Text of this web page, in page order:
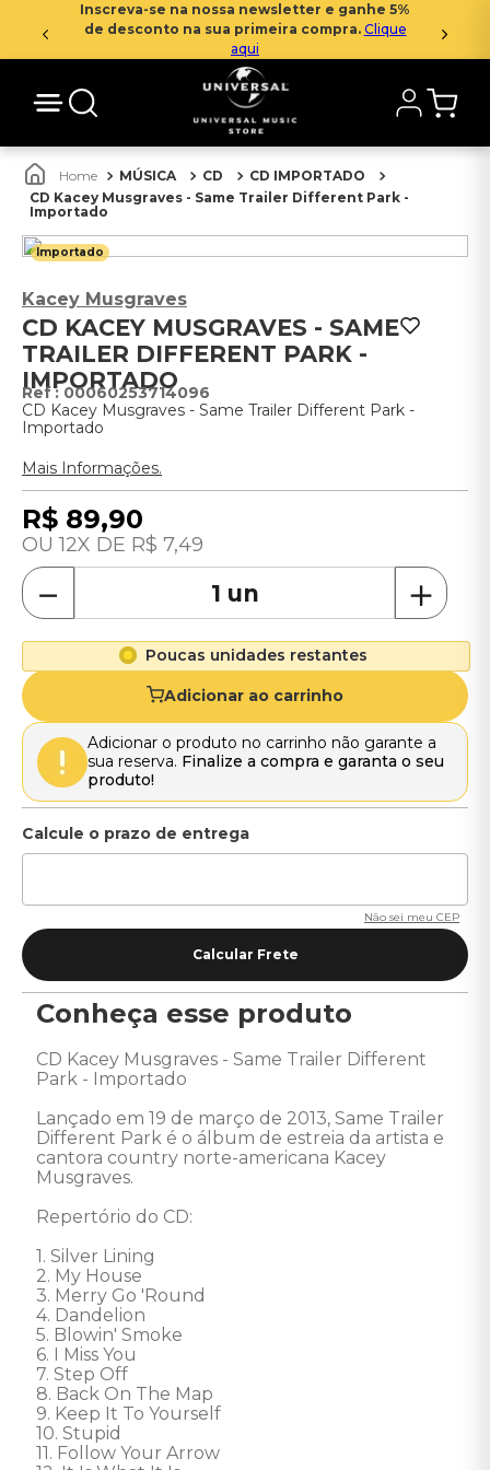
Inscreva-se na nossa newsletter e ganhe 5%
de desconto na sua primeira compra. Clique
aqui
MÚSICA CD
CD IMPORTADO
CD Kacey Musgraves - Same Trailer Different Park -
Importado
Importado
Kacey Musgraves
CD KACEY MUSGRAVES - SAME
TRAILER DIFFERENT PARK -
IMPORTADO
: 00060253714096
CD Kacey Musgraves - Same Trailer Different Park -
Importado
Mais Informações.
R$ 89,90
12 R$ 7,49
＋
－
Poucas unidades restantes
Adicionar ao carrinho
Adicionar o produto no carrinho não garante a
sua reserva. Finalize a compra e garanta o seu
produto!
Não sei meu CEP
Conheça esse produto
CD Kacey Musgraves - Same Trailer Different
Park - Importado
Lançado em 19 de março de 2013, Same Trailer
Different Park é o álbum de estreia da artista e
cantora country norte-americana Kacey
Musgraves.
Repertório do CD:
1. Silver Lining
2. My House
3. Merry Go 'Round
4. Dandelion
5. Blowin' Smoke
6. I Miss You
7. Step Off
8. Back On The Map
9. Keep It To Yourself
10. Stupid
11. Follow Your Arrow